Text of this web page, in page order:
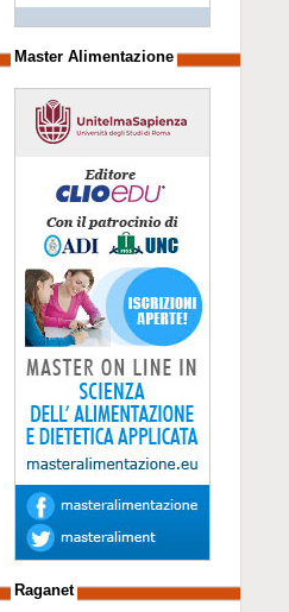
Master Alimentazione
Raganet